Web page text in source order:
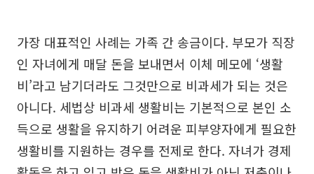
가장 대표적인 사례는 가족 간 송금이다. 부모가 직장
인 자녀에게 매달 돈을 보내면서 이체 메모에 ‘생활
비’라고 남기더라도 그것만으로 비과세가 되는 것은
아니다. 세법상 비과세 생활비는 기본적으로 본인 소
득으로 생활을 유지하기 어려운 피부양자에게 필요한
생활비를 지원하는 경우를 전제로 한다. 자녀가 경제